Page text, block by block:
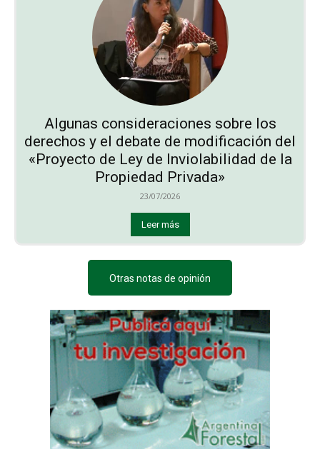
Algunas consideraciones sobre los
derechos y el debate de modificación del
«Proyecto de Ley de Inviolabilidad de la
Propiedad Privada»
23/07/2026
Leer más
Otras notas de opinión